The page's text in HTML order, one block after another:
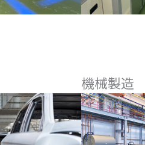
機械製造